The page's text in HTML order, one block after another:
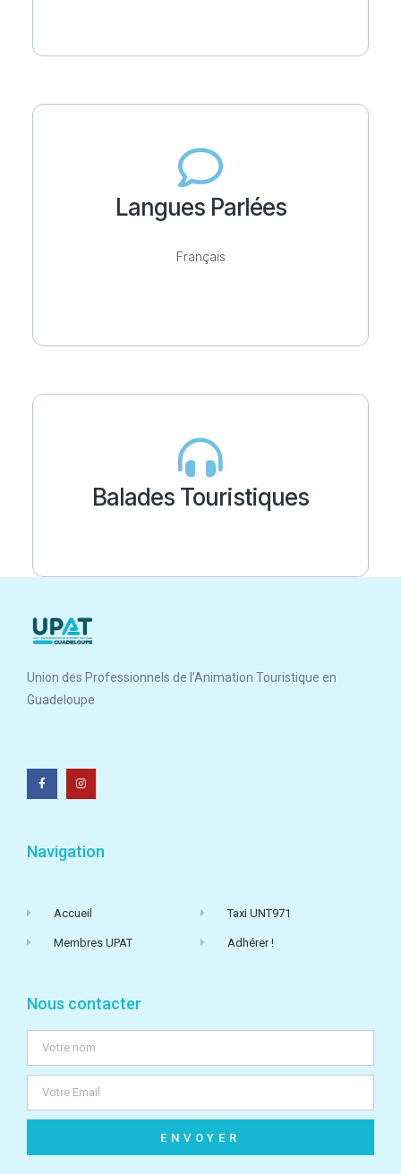
Langues Parlées
Français
Balades Touristiques
Union des Professionnels de l’Animation Touristique en
Guadeloupe
Navigation
Accueil
Membres UPAT
Taxi UNT971
Adhérer !
Nous contacter
ENVOYER